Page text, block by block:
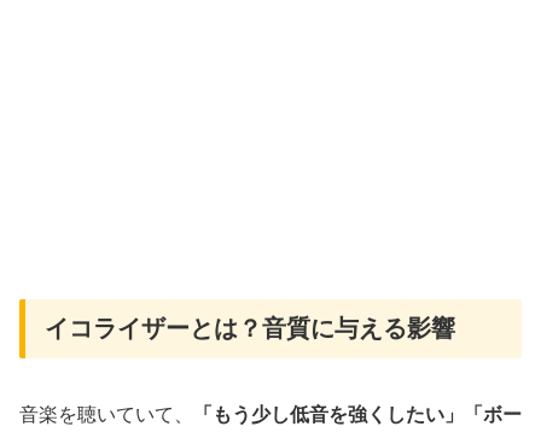
イコライザーとは？音質に与える影響
音楽を聴いていて、
「もう少し低音を強くしたい」「ボー